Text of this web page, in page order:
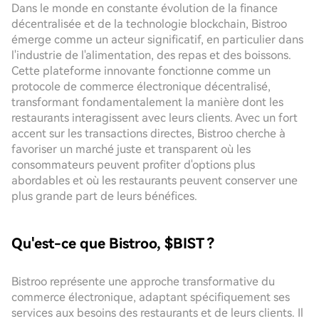
Dans le monde en constante évolution de la finance
décentralisée et de la technologie blockchain, Bistroo
émerge comme un acteur significatif, en particulier dans
l'industrie de l'alimentation, des repas et des boissons.
Cette plateforme innovante fonctionne comme un
protocole de commerce électronique décentralisé,
transformant fondamentalement la manière dont les
restaurants interagissent avec leurs clients. Avec un fort
accent sur les transactions directes, Bistroo cherche à
favoriser un marché juste et transparent où les
consommateurs peuvent profiter d'options plus
abordables et où les restaurants peuvent conserver une
plus grande part de leurs bénéfices.
Qu'est-ce que Bistroo, $BIST ?
Bistroo représente une approche transformative du
commerce électronique, adaptant spécifiquement ses
services aux besoins des restaurants et de leurs clients. Il